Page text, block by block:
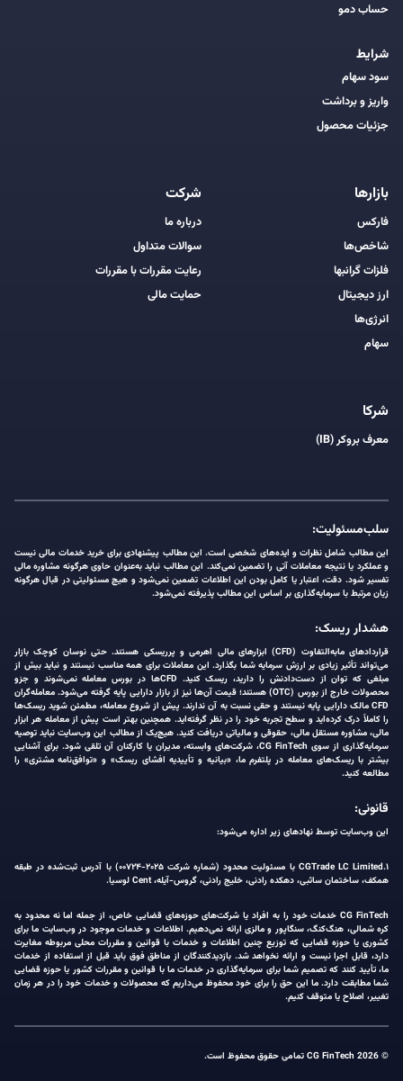
حساب دمو
شرایط
سود سهام
واریز و برداشت
جزئیات محصول
بازارها
فارکس
شاخص‌ها
فلزات گرانبها
ارز دیجیتال
انرژی‌ها
سهام
شرکت
درباره ما
سوالات متداول
رعایت مقررات با مقررات
حمایت مالی
شرکا
معرف بروکر (IB)
سلب‌مسئولیت:
این مطالب شامل نظرات و ایده‌های شخصی است. این مطالب پیشنهادی برای خرید خدمات مالی نیست
و عملکرد یا نتیجه معاملات آتی را تضمین نمی‌کند. این مطالب نباید به‌عنوان حاوی هرگونه مشاوره مالی
تفسیر شود. دقت، اعتبار یا کامل بودن این اطلاعات تضمین نمی‌شود و هیچ مسئولیتی در قبال هرگونه
زیان مرتبط با سرمایه‌گذاری بر اساس این مطالب پذیرفته نمی‌شود.
هشدار ریسک:
قراردادهای مابه‌التفاوت (CFD) ابزارهای مالی اهرمی و پرریسکی هستند. حتی نوسان کوچک بازار
می‌تواند تأثیر زیادی بر ارزش سرمایه شما بگذارد. این معاملات برای همه مناسب نیستند و نباید بیش از
مبلغی که توان از دست‌دادنش را دارید، ریسک کنید. CFDها در بورس معامله نمی‌شوند و جزو
محصولات خارج از بورس (OTC) هستند؛ قیمت آن‌ها نیز از بازار دارایی پایه گرفته می‌شود. معامله‌گران
CFD مالک دارایی پایه نیستند و حقی نسبت به آن ندارند. پیش از شروع معامله، مطمئن شوید ریسک‌ها
را کاملاً درک کرده‌اید و سطح تجربه خود را در نظر گرفته‌اید. همچنین بهتر است پیش از معامله هر ابزار
مالی، مشاوره مستقل مالی، حقوقی و مالیاتی دریافت کنید. هیچ‌یک از مطالب این وب‌سایت نباید توصیه
سرمایه‌گذاری از سوی CG FinTech، شرکت‌های وابسته، مدیران یا کارکنان آن تلقی شود. برای آشنایی
بیشتر با ریسک‌های معامله در پلتفرم ما، «بیانیه و تأییدیه افشای ریسک» و «توافق‌نامه مشتری» را
مطالعه کنید.
قانونی:
این وب‌سایت توسط نهادهای زیر اداره می‌شود:
۱.CGTrade LC Limited با مسئولیت محدود (شماره شرکت ۲۰۲۵-۰۰۷۲۴) با آدرس ثبت‌شده در طبقه
همکف، ساختمان ساثبی، دهکده رادنی، خلیج رادنی، گروس-آیله، Cent لوسیا.
CG FinTech خدمات خود را به افراد یا شرکت‌های حوزه‌های قضایی خاص، از جمله اما نه محدود به
کره شمالی، هنگ‌کنگ، سنگاپور و مالزی ارائه نمی‌دهیم. اطلاعات و خدمات موجود در وب‌سایت ما برای
کشوری یا حوزه قضایی که توزیع چنین اطلاعات و خدمات با قوانین و مقررات محلی مربوطه مغایرت
دارد، قابل اجرا نیست و ارائه نخواهد شد. بازدیدکنندگان از مناطق فوق باید قبل از استفاده از خدمات
ما، تأیید کنند که تصمیم شما برای سرمایه‌گذاری در خدمات ما با قوانین و مقررات کشور یا حوزه قضایی
شما مطابقت دارد. ما این حق را برای خود محفوظ می‌داریم که محصولات و خدمات خود را در هر زمان
تغییر، اصلاح یا متوقف کنیم.
© 2026 CG FinTech تمامی حقوق محفوظ است.